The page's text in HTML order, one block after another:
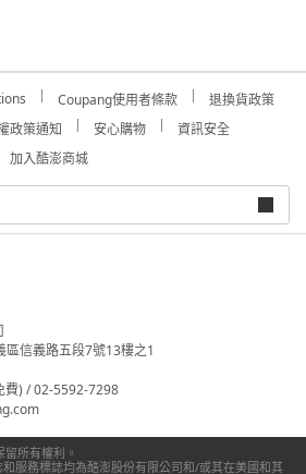
Coupang使用者條款
退換貨政策
政策通知 安心購物
資訊安全
加入酷澎商城
信義路五段7號13樓之1
費) / 02-5592-7298
所有權利。
服務標誌均為酷澎股份有限公司和/或其在美國和其